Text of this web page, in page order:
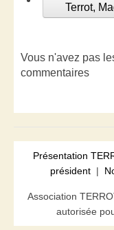
Terrot,
Vous n'avez pas
commentaires
Présentation
président |
Association
autorisée